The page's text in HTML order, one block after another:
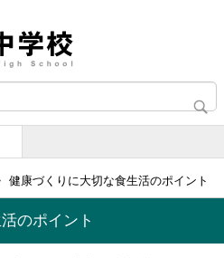
健康づくりに大切な食生活のポイント
のポイント